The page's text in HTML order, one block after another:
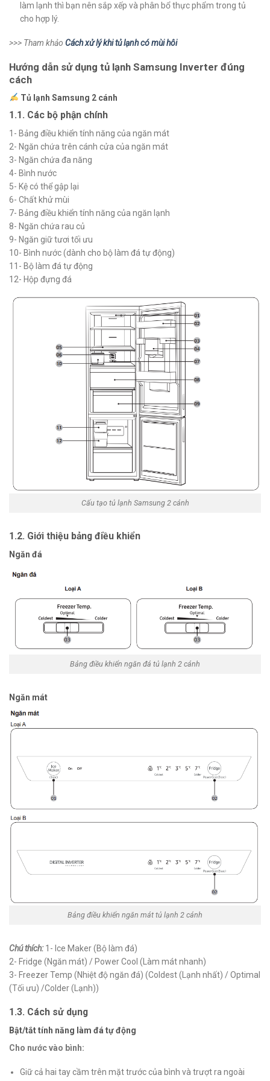
làm lạnh thì bạn nên sắp xếp và phân bổ thực phẩm trong tủ
cho hợp lý.
>>> Tham khảo Cách xử lý khi tủ lạnh có mùi hôi
Hướng dẫn sử dụng tủ lạnh Samsung Inverter đúng
cách
Tủ lạnh Samsung 2 cánh
1.1. Các bộ phận chính
1- Bảng điều khiển tính năng của ngăn mát
2- Ngăn chứa trên cánh cửa của ngăn mát
3- Ngăn chứa đa năng
4- Bình nước
5- Kệ có thể gập lại
6- Chất khử mùi
7- Bảng điều khiển tính năng của ngăn lạnh
8- Ngăn chứa rau củ
9- Ngăn giữ tươi tối ưu
10- Bình nước (dành cho bộ làm đá tự động)
11- Bộ làm đá tự động
12- Hộp đựng đá
Cấu tạo tủ lạnh Samsung 2 cánh
1.2. Giới thiệu bảng điều khiển
Ngăn đá
Bảng điều khiển ngăn đá tủ lạnh 2 cánh
Ngăn mát
Bảng điều khiển ngăn mát tủ lạnh 2 cánh
Chú thích:1- Ice Maker (Bộ làm đá)
2- Fridge (Ngăn mát) / Power Cool (Làm mát nhanh)
3- Freezer Temp (Nhiệt độ ngăn đá) (Coldest (Lạnh nhất) / Optimal
(Tối ưu) /Colder (Lạnh))
1.3. Cách sử dụng
Bật/tắt tính năng làm đá tự động
Cho nước vào bình:
Giữ cả hai tay cầm trên mặt trước của bình và trượt ra ngoài